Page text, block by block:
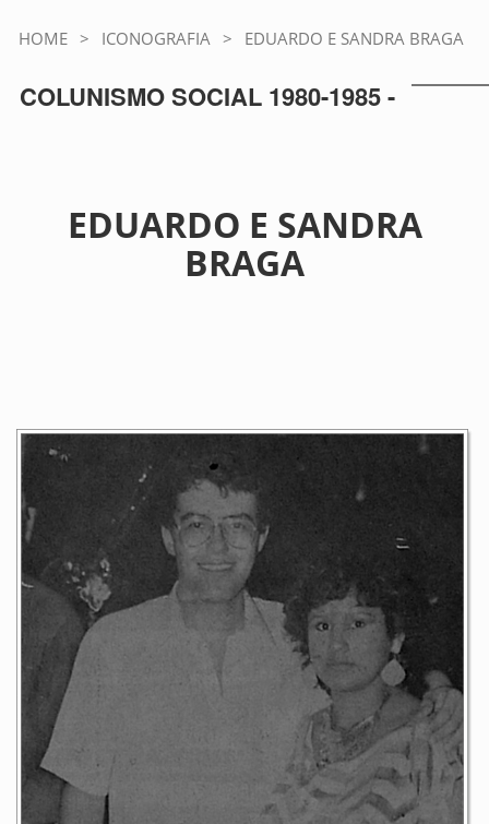
HOME > ICONOGRAFIA > EDUARDO E SANDRA BRAGA
COLUNISMO SOCIAL 1980-1985 -
EDUARDO E SANDRA
BRAGA